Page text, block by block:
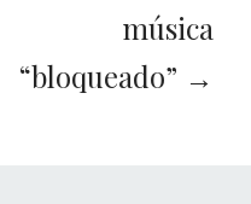
música
“bloqueado” →